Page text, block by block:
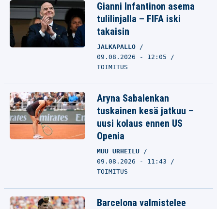
Gianni Infantinon asema
tulilinjalla – FIFA iski
takaisin
JALKAPALLO
09.08.2026 - 12:05
TOIMITUS
Aryna Sabalenkan
tuskainen kesä jatkuu –
uusi kolaus ennen US
Openia
MUU URHEILU
09.08.2026 - 11:43
TOIMITUS
Barcelona valmistelee